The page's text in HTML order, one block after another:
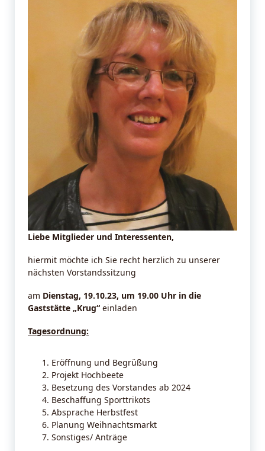
Liebe Mitglieder und Interessenten,
hiermit möchte ich Sie recht herzlich zu unserer
nächsten Vorstandssitzung
am Dienstag, 19.10.23, um 19.00 Uhr in die
Gaststätte „Krug“ einladen
Tagesordnung:
Eröffnung und Begrüßung
Projekt Hochbeete
Besetzung des Vorstandes ab 2024
Beschaffung Sporttrikots
Absprache Herbstfest
Planung Weihnachtsmarkt
Sonstiges/ Anträge